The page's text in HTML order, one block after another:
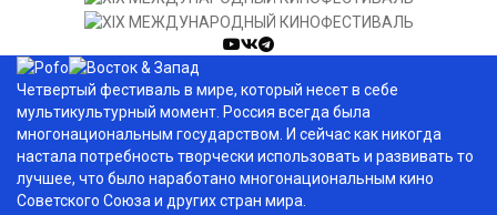
Четвертый фестиваль в мире, который несет в себе
мультикультурный момент. Россия всегда была
многонациональным государством. И сейчас как никогда
настала потребность творчески использовать и развивать то
лучшее, что было наработано многонациональным кино
Советского Союза и других стран мира.